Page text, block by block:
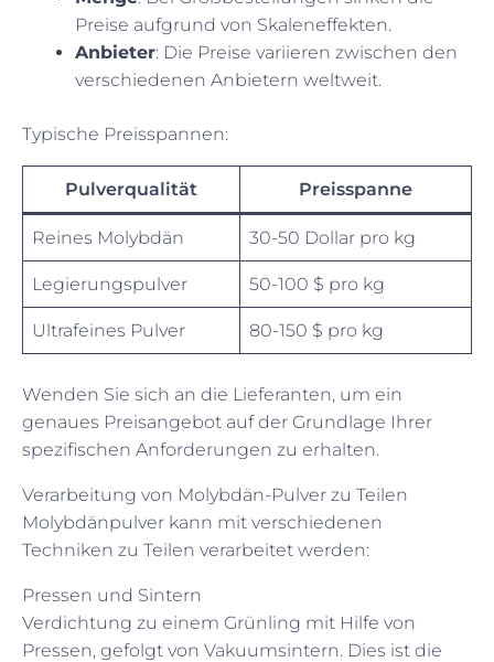
Preise aufgrund von Skaleneffekten.
Anbieter: Die Preise variieren zwischen den
verschiedenen Anbietern weltweit.
Typische Preisspannen:
Pulverqualität Preisspanne
Reines Molybdän 30-50 Dollar pro kg
Legierungspulver 50-100 $ pro kg
Ultrafeines Pulver 80-150 $ pro kg
Wenden Sie sich an die Lieferanten, um ein
genaues Preisangebot auf der Grundlage Ihrer
spezifischen Anforderungen zu erhalten.
Verarbeitung von Molybdän-Pulver zu Teilen
Molybdänpulver kann mit verschiedenen
Techniken zu Teilen verarbeitet werden:
Pressen und Sintern
Verdichtung zu einem Grünling mit Hilfe von
Pressen, gefolgt von Vakuumsintern. Dies ist die